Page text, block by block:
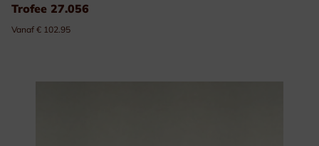
Trofee 27.056
Vanaf € 102.95